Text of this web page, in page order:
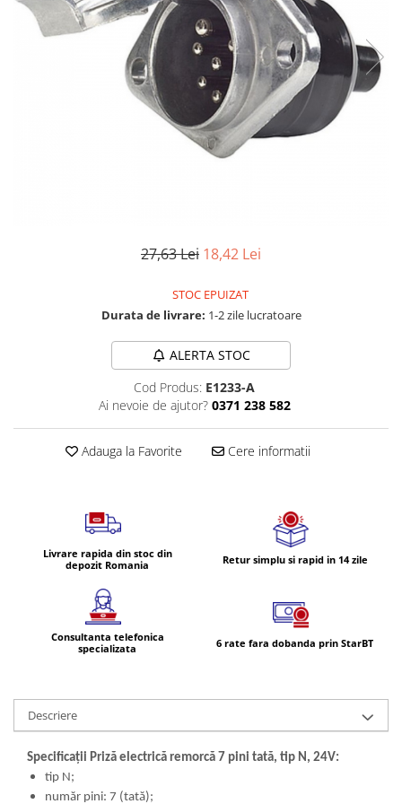
TGL
Scania R S G P Next Generation
Volvo Aero
Volvo FH 2 Euro 4
Volvo Model FM
Lumini, Becuri, Proiectoare
Accesorii iluminare LED camioane
Bare LED (LED Bar) off-road, auto
Becuri auto
Becuri Led Auto
Becuri Xenon Auto
Faruri Camioane, Utilaje &
Tractoare
27,63 Lei 18,42 Lei
STOC EPUIZAT
Durata de livrare: 1-2 zile lucratoare
ALERTA STOC
Cod Produs: E1233-A
Ai nevoie de ajutor? 0371 238 582
Adauga la Favorite Cere informatii
Livrare rapida din stoc din
depozit Romania
Retur simplu si rapid in 14 zile
Consultanta telefonica
specializata
6 rate fara dobanda prin StarBT
Descriere
Specificații Priză electrică remorcă 7 pini tată, tip N, 24V:
tip N;
număr pini: 7 (tată);